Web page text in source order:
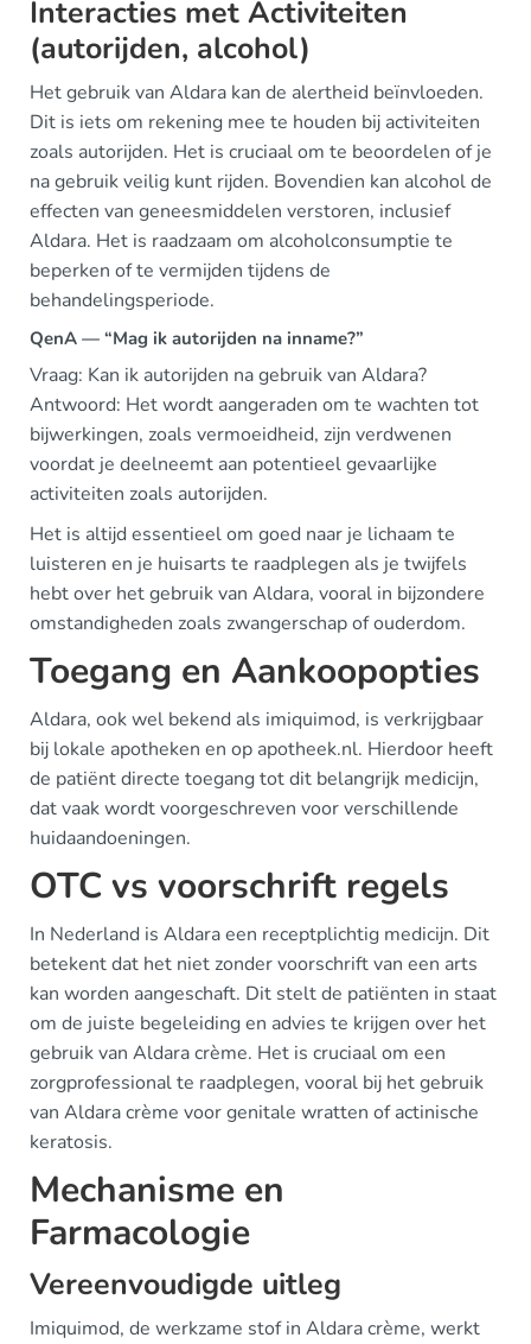
Interacties met Activiteiten
(autorijden, alcohol)
Het gebruik van Aldara kan de alertheid beïnvloeden.
Dit is iets om rekening mee te houden bij activiteiten
zoals autorijden. Het is cruciaal om te beoordelen of je
na gebruik veilig kunt rijden. Bovendien kan alcohol de
effecten van geneesmiddelen verstoren, inclusief
Aldara. Het is raadzaam om alcoholconsumptie te
beperken of te vermijden tijdens de
behandelingsperiode.
QenA — “Mag ik autorijden na inname?”
Vraag: Kan ik autorijden na gebruik van Aldara?
Antwoord: Het wordt aangeraden om te wachten tot
bijwerkingen, zoals vermoeidheid, zijn verdwenen
voordat je deelneemt aan potentieel gevaarlijke
activiteiten zoals autorijden.
Het is altijd essentieel om goed naar je lichaam te
luisteren en je huisarts te raadplegen als je twijfels
hebt over het gebruik van Aldara, vooral in bijzondere
omstandigheden zoals zwangerschap of ouderdom.
Toegang en Aankoopopties
Aldara, ook wel bekend als imiquimod, is verkrijgbaar
bij lokale apotheken en op apotheek.nl. Hierdoor heeft
de patiënt directe toegang tot dit belangrijk medicijn,
dat vaak wordt voorgeschreven voor verschillende
huidaandoeningen.
OTC vs voorschrift regels
In Nederland is Aldara een receptplichtig medicijn. Dit
betekent dat het niet zonder voorschrift van een arts
kan worden aangeschaft. Dit stelt de patiënten in staat
om de juiste begeleiding en advies te krijgen over het
gebruik van Aldara crème. Het is cruciaal om een
zorgprofessional te raadplegen, vooral bij het gebruik
van Aldara crème voor genitale wratten of actinische
keratosis.
Mechanisme en
Farmacologie
Vereenvoudigde uitleg
Imiquimod, de werkzame stof in Aldara crème, werkt